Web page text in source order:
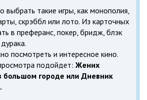
выбрать такие игры, как монополия,
скрэббл или лото. Из карточных
в преферанс, покер, бридж, блэк
посмотреть и интересное кино.
подойдет: Жених
большом городе или Дневник